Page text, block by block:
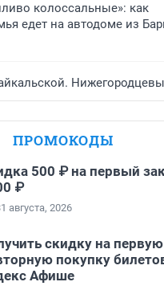
колоссальные»: как
едет на автодоме из
Нижегородцевы
ПРОМОКОДЫ
500 ₽ на первый
₽
августа, 2026
скидку на
покупку
Афише